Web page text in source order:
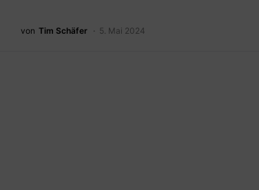
von Tim Schäfer 5. Mai 2024